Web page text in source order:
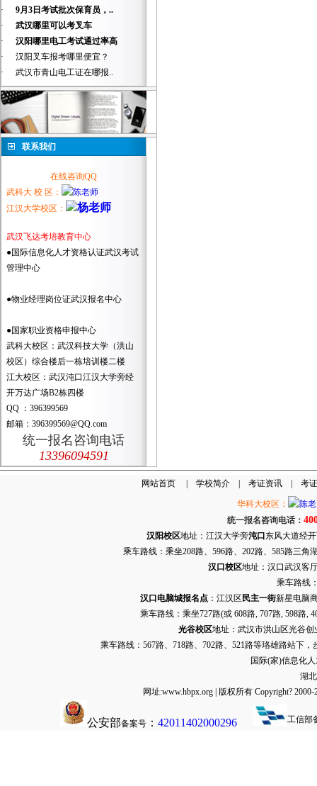
·
9月3日考试批次保育员，..
·
武汉哪里可以考叉车
·
汉阳哪里电工考试通过率高
·
汉阳叉车报考哪里便宜？
·
武汉市青山电工证在哪报..
联系我们
在线咨询QQ
武科大 校 区：
江汉大学校区：
武汉飞达考培教育中心
●国际信息化人才资格认证武汉考试
管理中心
●物业经理岗位证武汉报名中心
●国家职业资格申报中心
武科大校区：武汉科技大学（洪山
校区）综合楼后一栋培训楼二楼
江大校区：武汉沌口江汉大学旁经
开万达广场B2栋四楼
QQ ：396399569
邮箱：396399569@QQ.com
统一报名咨询电话
13396094591
网站首页| 学校简介| 考证资讯| 考
华科大校区：
统一报名咨询电话：
汉阳校区地址：江汉大学旁沌口 东风大道经
乘车路线：乘坐208路、596路、202路、585路三
汉口校区地址：汉口武汉客
乘车路线
汉口电脑城报名点：江汉区 民主一街新星电脑
乘车路线：乘坐727路(或 608路, 707路, 598路,
光谷校区地址：武汉市洪山区光谷创
乘车路线：567路、718路、702路、521路等珞雄路站下
国际(家)信息化
湖
网址:www.hbpx.org | 版权所有 Copyright?
公安部备案号 ： 42011402000296 工信部